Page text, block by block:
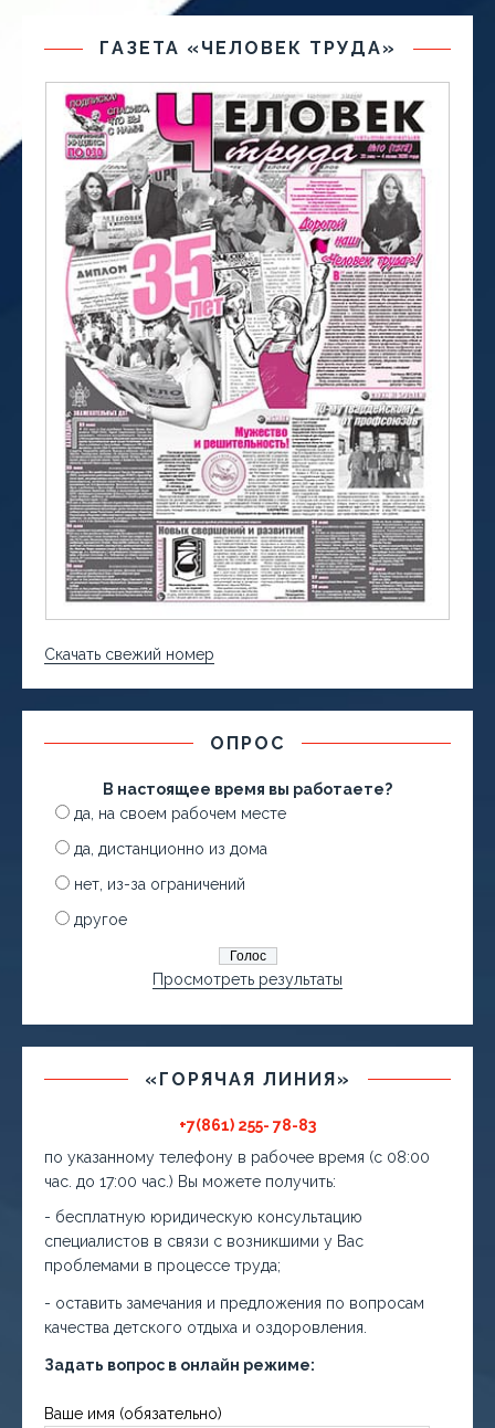
ГАЗЕТА «ЧЕЛОВЕК ТРУДА»
Скачать свежий номер
ОПРОС
В настоящее время вы работаете?
да, на своем рабочем месте
да, дистанционно из дома
нет, из-за ограничений
другое
Просмотреть результаты
«ГОРЯЧАЯ ЛИНИЯ»
+7(861) 255- 78-83
по указанному телефону в рабочее время (с 08:00
час. до 17:00 час.) Вы можете получить:
- бесплатную юридическую консультацию
специалистов в связи с возникшими у Вас
проблемами в процессе труда;
- оставить замечания и предложения по вопросам
качества детского отдыха и оздоровления.
Задать вопрос в онлайн режиме:
Ваше имя (обязательно)